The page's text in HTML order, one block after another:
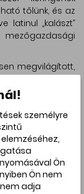
tőlünk, és az
latinul „kalászt”
megvilágított,
jelenti, hogy a
egészében
kevésbé
Ugyanakkor a
„elnyomja” a
legközelebb
alig csökken,
személyre
Ön
Ön nem
adja